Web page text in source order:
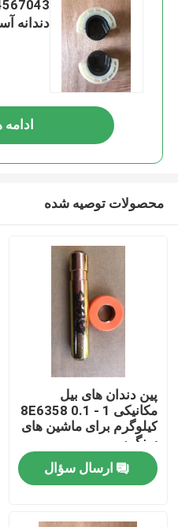
دندانه
ادامه
محصولات توصیه شده
پین دندان های بیل
مکانیکی 8E6358 0.1 - 1
کیلوگرم برای ماشین های
سنگین
ارسال سؤال